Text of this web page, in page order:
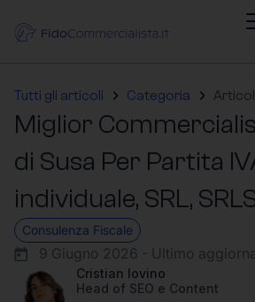
Tutti gli articoli Categoria
Miglior
di Susa Per Partita
individuale, SRL,
Consulenza Fiscale
9 Giugno 2026 - Ultimo
Cristian Iovino
Head of SEO e Content